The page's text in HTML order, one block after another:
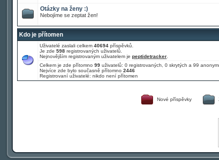
Otázky na ženy :)
Nebojíme se zeptat žen!
Kdo je přítomen
Uživatelé zaslali celkem 40694 příspěvků.
Je zde 598 registrovaných uživatelů.
Nejnovějším registrovaným uživatelem je peptidetracker
Celkem je zde přítomno 99 uživatelů: 0 registrovaných, 0 skrytých a 99
Nejvíce zde bylo současně přítomno 2446
Registrovaní uživatelé: nikdo není přítomen
Nové příspěvky